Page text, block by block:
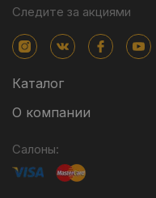
Следите за акциями
Каталог
О компании
Салоны: